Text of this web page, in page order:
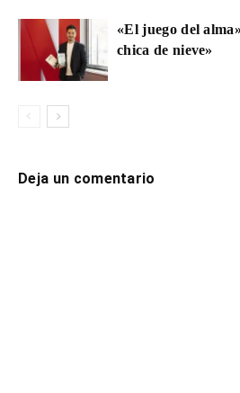
«El juego del
chica de nieve»
Deja un comentario